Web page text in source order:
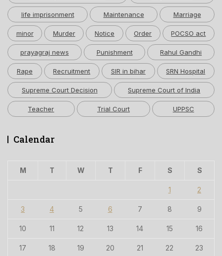
life imprisonment Maintenance Marriage
minor Murder Notice Order POCSO act
prayagraj news Punishment Rahul Gandhi
Rape Recruitment SIR in bihar SRN Hospital
Supreme Court Decision Supreme Court of India
Teacher Trial Court UPPSC
Calendar
M T W T F S S
1 2
3 4 5 6 7 8 9
10 11 12 13 14 15 16
17 18 19 20 21 22 23